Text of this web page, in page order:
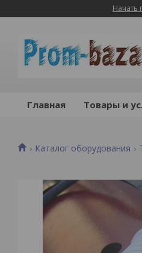
Начать
Главная Товары и
Каталог оборудования